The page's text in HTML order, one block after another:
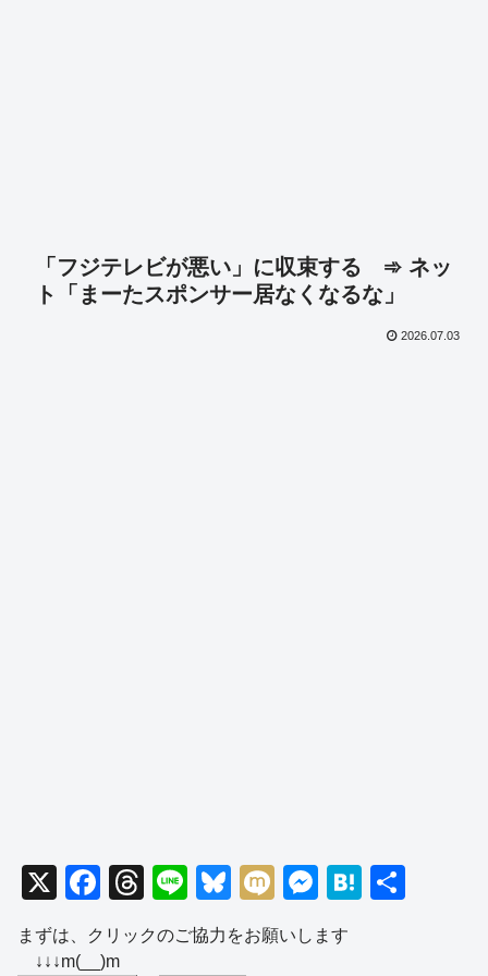
「フジテレビが悪い」に収束する ➾ ネッ
ト「まーたスポンサー居なくなるな」
2026.07.03
X
F
a
c
T
hr
e
Li
n
e
Bl
u
e
M
ixi
M
e
ss
H
まずは、クリックのご協力をお願いします
↓↓↓m(__)m